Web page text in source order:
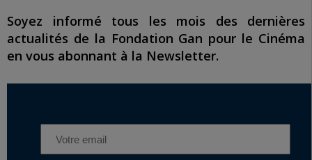
Soyez informé tous les mois des dernières
actualités de la Fondation Gan pour le Cinéma
en vous abonnant à la Newsletter.